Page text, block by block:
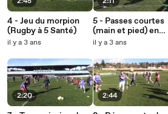
4 - Jeu du morpion
(Rugby à 5 Santé)
il y a 3 ans
2:20
5 - Passes courtes
(main et pied) en
binôme (Rugby à 5
il y a 3 ans
2:44